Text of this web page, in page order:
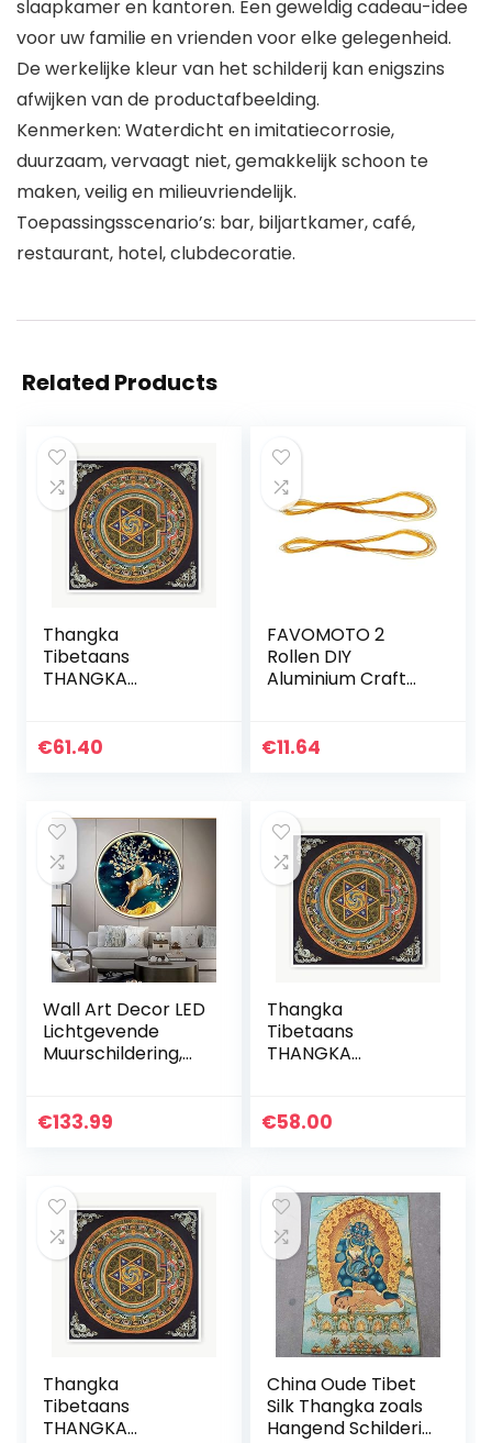
slaapkamer en kantoren. Een geweldig cadeau-idee
voor uw familie en vrienden voor elke gelegenheid.
De werkelijke kleur van het schilderij kan enigszins
afwijken van de productafbeelding.
Kenmerken: Waterdicht en imitatiecorrosie,
duurzaam, vervaagt niet, gemakkelijk schoon te
maken, veilig en milieuvriendelijk.
Toepassingsscenario’s: bar, biljartkamer, café,
restaurant, hotel, clubdecoratie.
Related Products
Thangka
Tibetaans
THANGKA
PRINCIPES
slaapkamer
(Kleur…
€61.40
FAVOMOTO 2
Rollen DIY
Aluminium Craft
Metal Wire Craft
€11.64
Wall Art Decor LED
Lichtgevende
Muurschildering,
Print Schilderij voor
€133.99
Thangka
Tibetaans
THANGKA
PRINCIPES
slaapkamer
(Kleur…
€58.00
Thangka
Tibetaans
THANGKA
China Oude Tibet
Silk Thangka zoals
Hangend Schilderij